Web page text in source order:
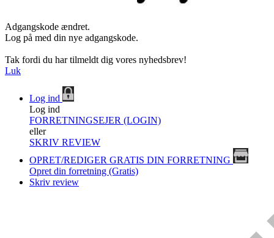
Adgangskode ændret.
Log på med din nye adgangskode.
Tak fordi du har tilmeldt dig vores nyhedsbrev!
Luk
Log ind
Log ind
FORRETNINGSEJER (LOGIN)
eller
SKRIV REVIEW
OPRET/REDIGER GRATIS DIN FORRETNING
Opret din forretning (Gratis)
Skriv review